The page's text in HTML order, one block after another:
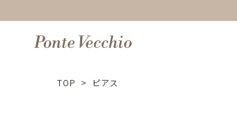
TOP > ピアス